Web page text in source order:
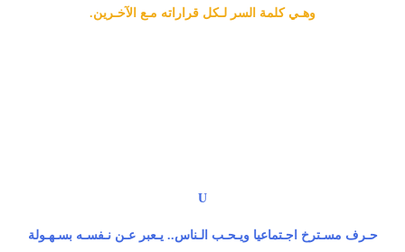
وهـي كلمة السر لـكل قراراته مـع الآخـرين.
U
حـرف مسـترخ اجـتماعيا ويـحـب الـناس.. يـعبر عـن نـفسـه بسـهـولة